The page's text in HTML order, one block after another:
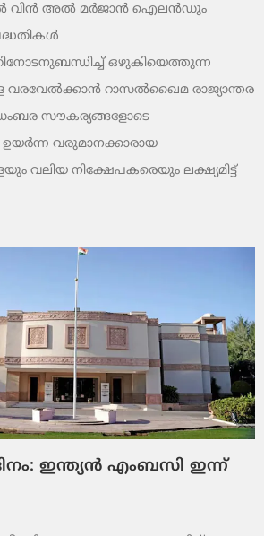
വിൻ അൽ മർജാൻ ഐലൻഡും
ഒഴുകിയെത്തുന്ന
വരവേൽക്കാൻ റാസൽഖൈമ രാജ്യാന്തര
സൗകര്യങ്ങളോടെ
വരുമാനക്കാരായ
വലിയ നിക്ഷേപകരെയും ലക്ഷ്യമിട്ട്
ഇന്ത്യൻ എംബസി ഇന്ന്